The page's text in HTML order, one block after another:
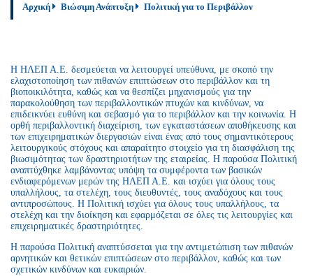
Αρχική Βιώσιμη Ανάπτυξη Πολιτική για το Περιβάλλον
Η ΗΛΕΠ Α.Ε. δεσμεύεται να λειτουργεί υπεύθυνα, με σκοπό την
ελαχιστοποίηση των πιθανών επιπτώσεων στο περιβάλλον και τη
βιοποικιλότητα, καθώς και να θεσπίζει μηχανισμούς για την
παρακολούθηση των περιβαλλοντικών πτυχών και κινδύνων, να
επιδεικνύει ευθύνη και σεβασμό για το περιβάλλον και την κοινωνία. Η
ορθή περιβαλλοντική διαχείριση, των εγκαταστάσεων αποθήκευσης και
των επιχειρηματικών διεργασιών είναι ένας από τους σημαντικότερους
λειτουργικούς στόχους και απαραίτητο στοιχείο για τη διασφάλιση της
βιωσιμότητας των δραστηριοτήτων της εταιρείας. Η παρούσα Πολιτική
αναπτύχθηκε λαμβάνοντας υπόψη τα συμφέροντα των βασικών
ενδιαφερόμενων μερών της ΗΛΕΠ Α.Ε. και ισχύει για όλους τους
υπαλλήλους, τα στελέχη, τους διευθυντές, τους αναδόχους και τους
αντιπροσώπους. Η Πολιτική ισχύει για όλους τους υπαλλήλους, τα
στελέχη και την διοίκηση και εφαρμόζεται σε όλες τις λειτουργίες και
επιχειρηματικές δραστηριότητες.
Η παρούσα Πολιτική αναπτύσσεται για την αντιμετώπιση των πιθανών
αρνητικών και θετικών επιπτώσεων στο περιβάλλον, καθώς και των
σχετικών κινδύνων και ευκαιριών.